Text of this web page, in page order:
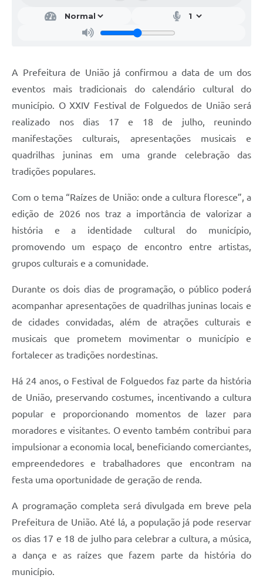
A Prefeitura de União já confirmou a data de um dos
eventos mais tradicionais do calendário cultural do
município. O XXIV Festival de Folguedos de União será
realizado nos dias 17 e 18 de julho, reunindo
manifestações culturais, apresentações musicais e
quadrilhas juninas em uma grande celebração das
tradições populares.
Com o tema “Raízes de União: onde a cultura floresce”, a
edição de 2026 nos traz a importância de valorizar a
história e a identidade cultural do município,
promovendo um espaço de encontro entre artistas,
grupos culturais e a comunidade.
Durante os dois dias de programação, o público poderá
acompanhar apresentações de quadrilhas juninas locais e
de cidades convidadas, além de atrações culturais e
musicais que prometem movimentar o município e
fortalecer as tradições nordestinas.
Há 24 anos, o Festival de Folguedos faz parte da história
de União, preservando costumes, incentivando a cultura
popular e proporcionando momentos de lazer para
moradores e visitantes. O evento também contribui para
impulsionar a economia local, beneficiando comerciantes,
empreendedores e trabalhadores que encontram na
festa uma oportunidade de geração de renda.
A programação completa será divulgada em breve pela
Prefeitura de União. Até lá, a população já pode reservar
os dias 17 e 18 de julho para celebrar a cultura, a música,
a dança e as raízes que fazem parte da história do
município.